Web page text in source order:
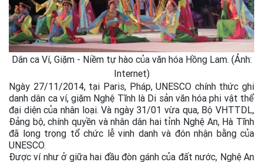
Dân ca Ví, Giặm - Niềm tự hào của văn hóa Hồng Lam. (Ảnh:
Internet)
Ngày 27/11/2014, tại Paris, Pháp, UNESCO chính thức ghi
danh dân ca ví, giặm Nghệ Tĩnh là Di sản văn hóa phi vật thể
đại diện của nhân loại. Và ngày 31/01 vừa qua, Bộ VHTTDL,
Đảng bộ, chính quyền và nhân dân hai tỉnh Nghệ An, Hà Tĩnh
đã long trọng tổ chức lễ vinh danh và đón nhận bằng của
UNESCO.
Được ví như ở giữa hai đầu đòn gánh của đất nước, Nghệ An